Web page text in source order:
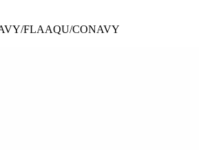
FLAAQU/CONAVY